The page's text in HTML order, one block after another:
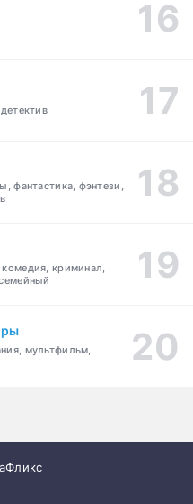
фантастика, фэнтези,
криминал,
мультфильм,